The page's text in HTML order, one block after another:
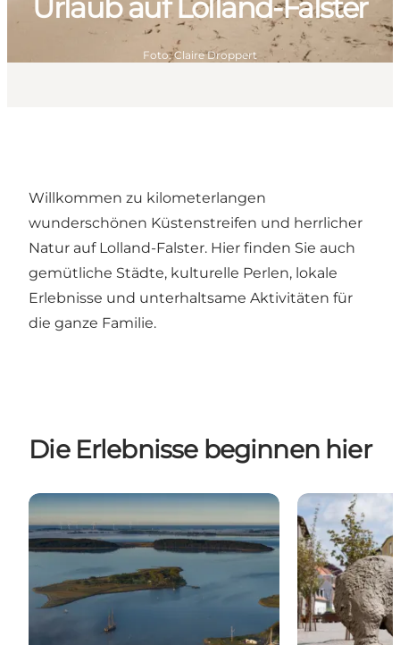
Urlaub auf Lolland-Falster
Foto: Claire Droppert
Willkommen zu kilometerlangen
wunderschönen Küstenstreifen und herrlicher
Natur auf Lolland-Falster. Hier finden Sie auch
gemütliche Städte, kulturelle Perlen, lokale
Erlebnisse und unterhaltsame Aktivitäten für
die ganze Familie.
Die Erlebnisse beginnen hier
Einzigartige Natur Nykøbing